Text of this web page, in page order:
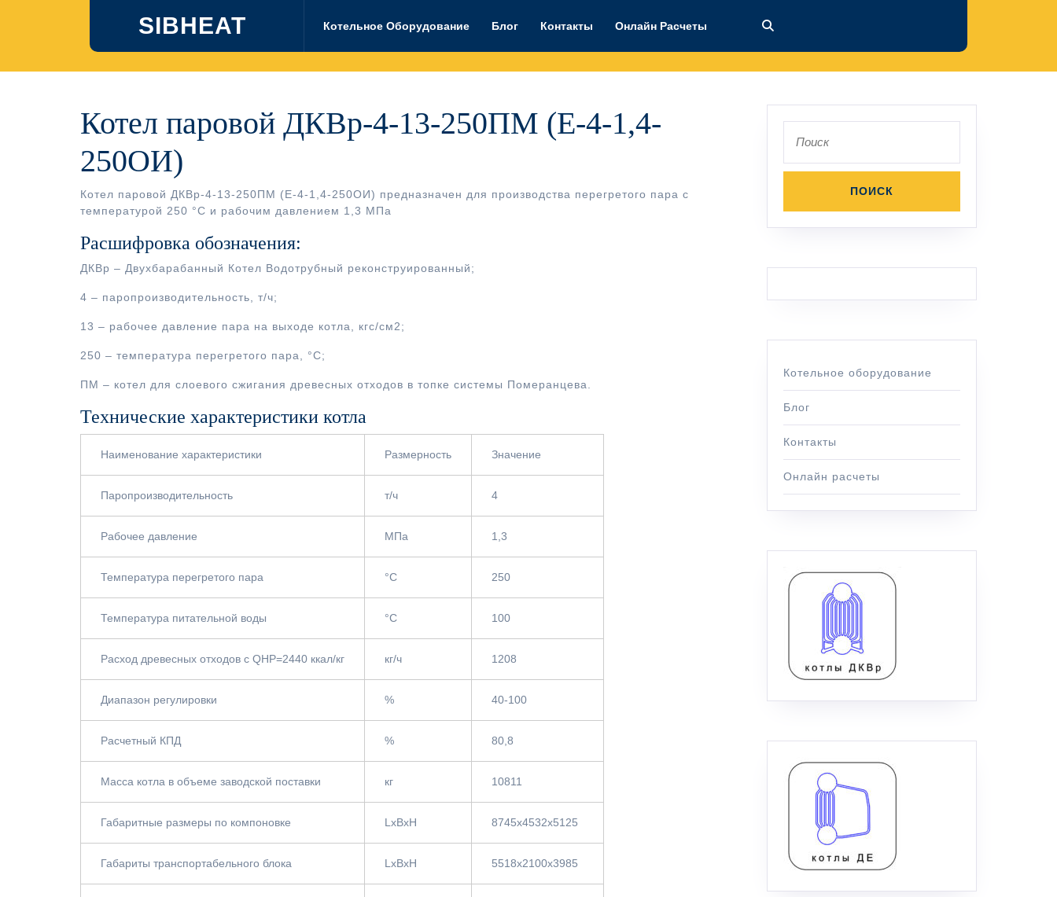
SIBHEAT Котельное Оборудование Блог Контакты Онлайн Расчеты
Котел паровой ДКВр-4-13-250ПМ (Е-4-1,4-
250ОИ)
Котел паровой ДКВр-4-13-250ПМ (Е-4-1,4-250ОИ) предназначен для производства перегретого пара с
температурой 250 °С и рабочим давлением 1,3 МПа
Расшифровка обозначения:
ДКВр – Двухбарабанный Котел Водотрубный реконструированный;
4 – паропроизводительность, т/ч;
13 – рабочее давление пара на выходе котла, кгс/см2;
250 – температура перегретого пара, °С;
ПМ – котел для слоевого сжигания древесных отходов в топке системы Померанцева.
Технические характеристики котла
Наименование характеристики Размерность Значение
Паропроизводительность т/ч 4
Рабочее давление МПа 1,3
Температура перегретого пара °С 250
Температура питательной воды °С 100
Расход древесных отходов с QНР=2440 ккал/кг кг/ч 1208
Диапазон регулировки % 40-100
Расчетный КПД % 80,8
Масса котла в объеме заводской поставки кг 10811
Габаритные размеры по компоновке LxBxH 8745x4532x5125
Габариты транспортабельного блока LxBxH 5518х2100х3985
по:
Котельное оборудование
Блог
Контакты
Онлайн расчеты